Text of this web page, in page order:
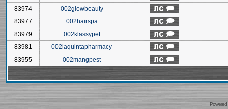
83974
002glowbeauty
83977
002hairspa
83979
002klassypet
83981
002laquintapharmacy
83955
002mangpest